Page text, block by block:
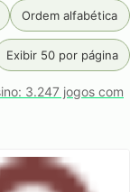
Ordem alfabética
Exibir 50 por página
3.247 jogos com